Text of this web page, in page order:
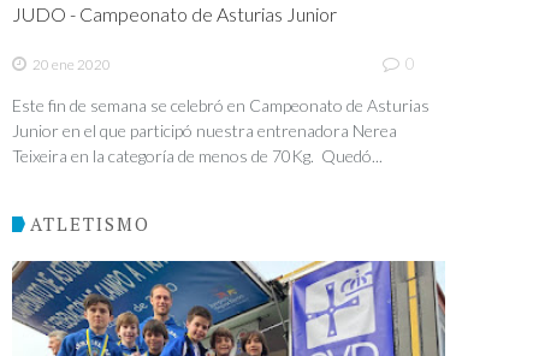
JUDO - Campeonato de Asturias Junior
20 ene 2020 0
Este fin de semana se celebró en Campeonato de Asturias
Junior en el que participó nuestra entrenadora Nerea
Teixeira en la categoría de menos de 70Kg. Quedó...
ATLETISMO